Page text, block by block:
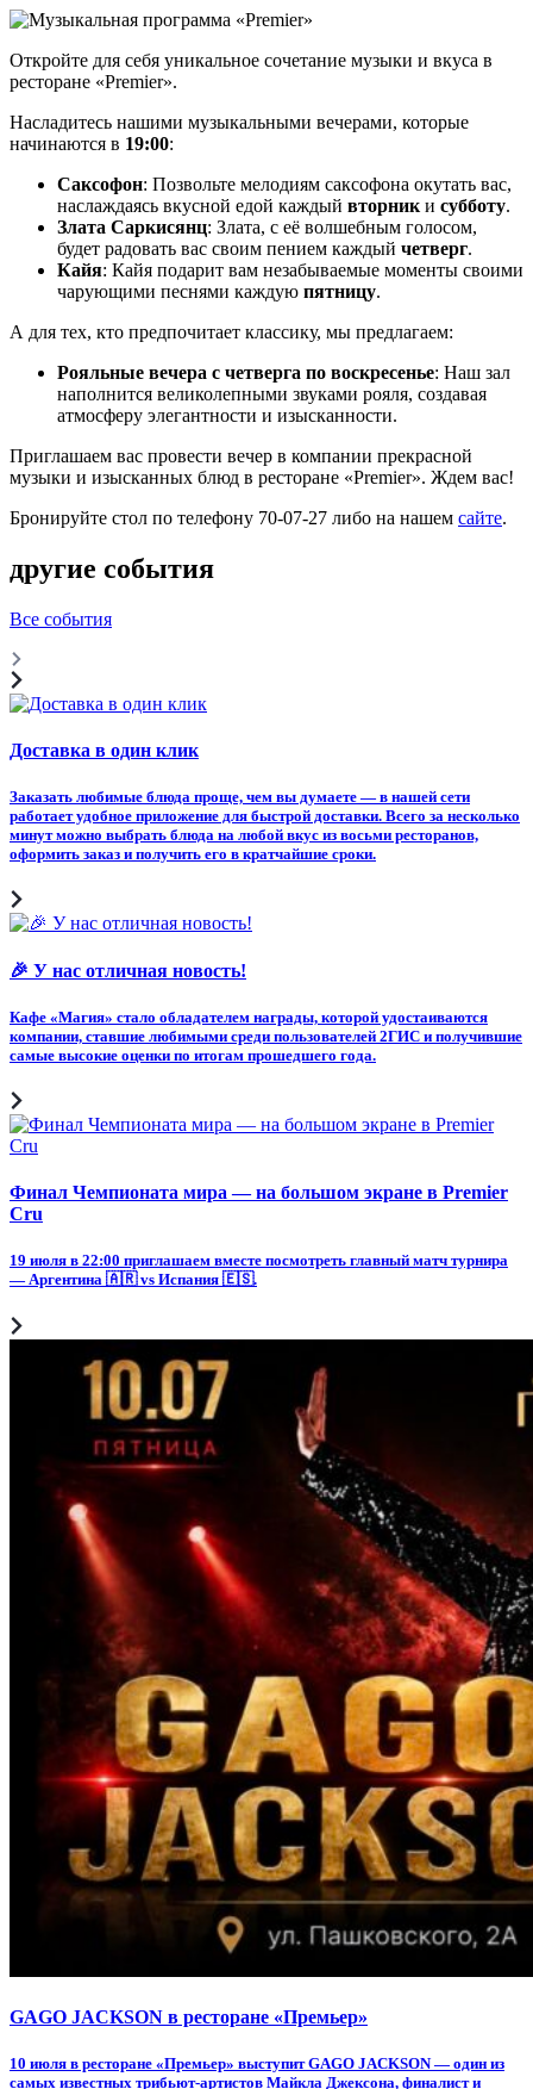
Откройте для себя уникальное сочетание музыки и вкуса в
ресторане «Premier».
Насладитесь нашими музыкальными вечерами, которые
начинаются в 19:00:
Саксофон: Позвольте мелодиям саксофона окутать вас,
наслаждаясь вкусной едой каждый вторник и субботу.
Злата Саркисянц: Злата, с её волшебным голосом,
будет радовать вас своим пением каждый четверг.
Кайя: Кайя подарит вам незабываемые моменты своими
чарующими песнями каждую пятницу.
А для тех, кто предпочитает классику, мы предлагаем:
Рояльные вечера с четверга по воскресенье: Наш зал
наполнится великолепными звуками рояля, создавая
атмосферу элегантности и изысканности.
Приглашаем вас провести вечер в компании прекрасной
музыки и изысканных блюд в ресторане «Premier». Ждем вас!
Бронируйте стол по телефону 70-07-27 либо на нашем сайте.
другие события
Все события
Доставка в один клик
Заказать любимые блюда проще, чем вы думаете — в нашей сети
работает удобное приложение для быстрой доставки. Всего за несколько
минут можно выбрать блюда на любой вкус из восьми ресторанов,
оформить заказ и получить его в кратчайшие сроки.
🎉 У нас отличная новость!
Кафе «Магия» стало обладателем награды, которой удостаиваются
компании, ставшие любимыми среди пользователей 2ГИС и получившие
самые высокие оценки по итогам прошедшего года.
Финал Чемпионата мира — на большом экране в Premier
Cru
19 июля в 22:00 приглашаем вместе посмотреть главный матч турнира
— Аргентина 🇦🇷 vs Испания 🇪🇸.
GAGO JACKSON в ресторане «Премьер»
10 июля в ресторане «Премьер» выступит GAGO JACKSON — один из
самых известных трибьют-артистов Майкла Джексона, финалист и